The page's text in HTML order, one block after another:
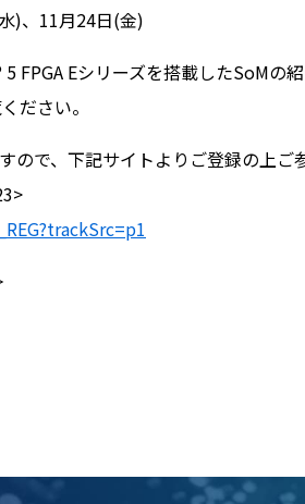
)、11月24日(金)
FPGA Eシリーズを搭載したSoM
ださい。
で、下記サイトよりご登録の上ご